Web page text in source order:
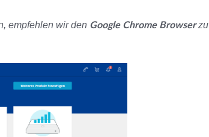
empfehlen wir den Google Chrome Browserzu